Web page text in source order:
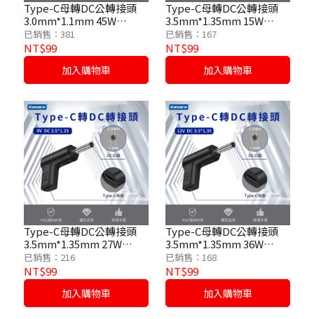
Type-C母轉DC公轉接頭
3.0mm*1.1mm 45W
/15V/3A
已銷售：381
NT$99
加入購物車
Type-C母轉DC公轉接頭
3.5mm*1.35mm 15W
/5V/3A
已銷售：167
NT$99
加入購物車
Type-C母轉DC公轉接頭
3.5mm*1.35mm 27W
/9V/3A
已銷售：216
NT$99
加入購物車
Type-C母轉DC公轉接頭
3.5mm*1.35mm 36W
/12V/3A
已銷售：168
NT$99
加入購物車